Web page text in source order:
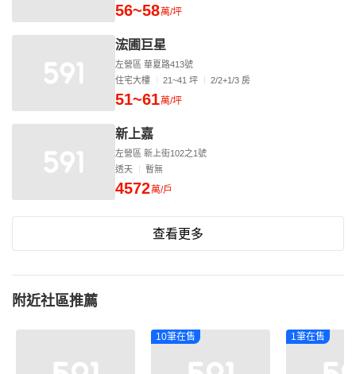
56~58萬/坪
浤圃巨星
左營區 華夏路413號
住宅大樓
21~41 坪 2/2+1/3 房
51~61萬/坪
新上嘉
左營區 新上街102之1號
透天
暫無
4572萬/戶
查看更多
附近社區推薦
10筆在售 1筆在售